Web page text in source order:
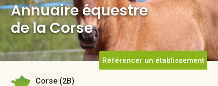
Annuaire équestre
de la Corse
Référencer un établissement
Corse (2B)